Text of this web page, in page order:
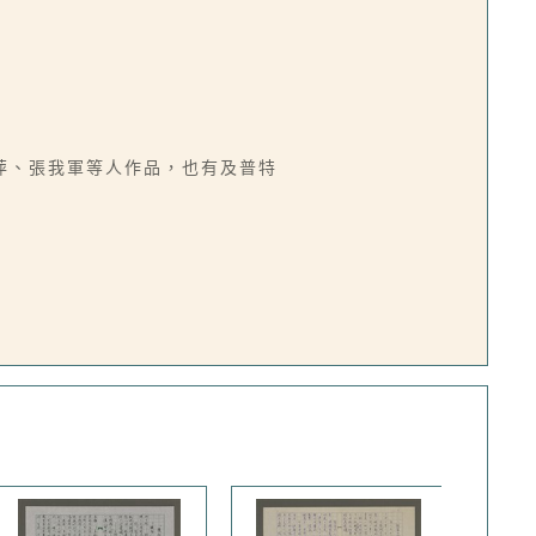
張我軍等人作品，也有及普特